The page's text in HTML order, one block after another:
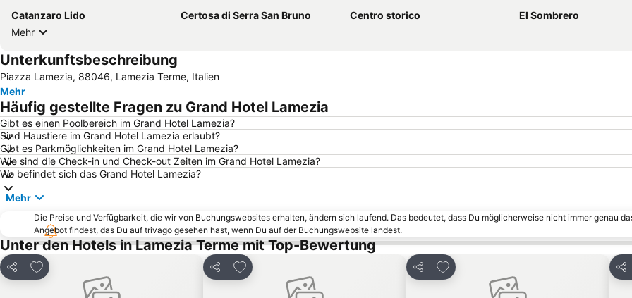
Catanzaro Lido
Certosa di Serra San Bruno Centro storico
El Sombrero
Mehr
Unterkunftsbeschreibung
Piazza Lamezia, 88046, Lamezia Terme, Italien
Mehr
Häufig gestellte Fragen zu Grand Hotel Lamezia
Gibt es einen Poolbereich im Grand Hotel Lamezia?
Sind Haustiere im Grand Hotel Lamezia erlaubt?
Gibt es Parkmöglichkeiten im Grand Hotel Lamezia?
Wie sind die Check-in und Check-out Zeiten im Grand Hotel Lamezia?
Wo befindet sich das Grand Hotel Lamezia?
Mehr
Die Preise und Verfügbarkeit, die wir von Buchungswebsites erhalten, ändern sich laufend. Das bedeutet, dass Du möglicherweise nicht immer genau
Angebot findest, das Du auf trivago gesehen hast, wenn Du auf der Buchungswebsite landest.
Unter den Hotels in Lamezia Terme mit Top-Bewertung
Teilen
Zu Favoriten hinzufügen
Teilen
Zu Favoriten hinzufügen
Teilen
Zu Favoriten hinzufügen